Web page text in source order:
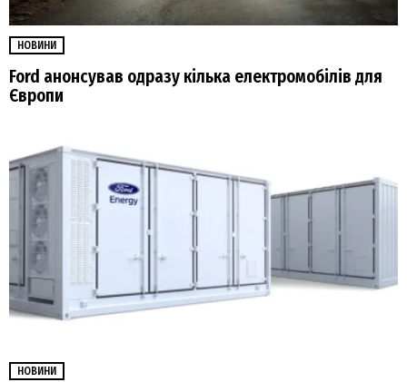
НОВИНИ
Ford анонсував одразу кілька електромобілів для
Європи
НОВИНИ